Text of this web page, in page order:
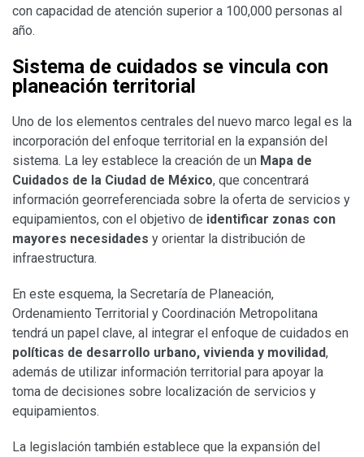
con capacidad de atención superior a 100,000 personas al
año.
Sistema de cuidados se vincula con
planeación territorial
Uno de los elementos centrales del nuevo marco legal es la
incorporación del enfoque territorial en la expansión del
sistema. La ley establece la creación de un Mapa de
Cuidados de la Ciudad de México, que concentrará
información georreferenciada sobre la oferta de servicios y
equipamientos, con el objetivo de identificar zonas con
mayores necesidades y orientar la distribución de
infraestructura.
En este esquema, la Secretaría de Planeación,
Ordenamiento Territorial y Coordinación Metropolitana
tendrá un papel clave, al integrar el enfoque de cuidados en
políticas de desarrollo urbano, vivienda y movilidad,
además de utilizar información territorial para apoyar la
toma de decisiones sobre localización de servicios y
equipamientos.
La legislación también establece que la expansión del